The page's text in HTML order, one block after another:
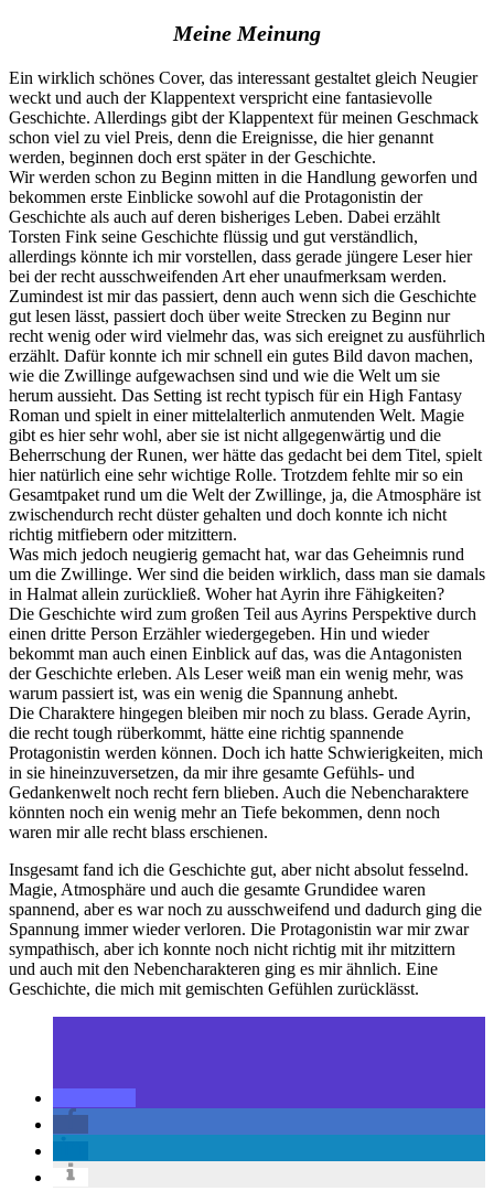
Meine Meinung
Ein wirklich schönes Cover, das interessant gestaltet gleich Neugier
weckt und auch der Klappentext verspricht eine fantasievolle
Geschichte. Allerdings gibt der Klappentext für meinen Geschmack
schon viel zu viel Preis, denn die Ereignisse, die hier genannt
werden, beginnen doch erst später in der Geschichte.
Wir werden schon zu Beginn mitten in die Handlung geworfen und
bekommen erste Einblicke sowohl auf die Protagonistin der
Geschichte als auch auf deren bisheriges Leben. Dabei erzählt
Torsten Fink seine Geschichte flüssig und gut verständlich,
allerdings könnte ich mir vorstellen, dass gerade jüngere Leser hier
bei der recht ausschweifenden Art eher unaufmerksam werden.
Zumindest ist mir das passiert, denn auch wenn sich die Geschichte
gut lesen lässt, passiert doch über weite Strecken zu Beginn nur
recht wenig oder wird vielmehr das, was sich ereignet zu ausführlich
erzählt. Dafür konnte ich mir schnell ein gutes Bild davon machen,
wie die Zwillinge aufgewachsen sind und wie die Welt um sie
herum aussieht. Das Setting ist recht typisch für ein High Fantasy
Roman und spielt in einer mittelalterlich anmutenden Welt. Magie
gibt es hier sehr wohl, aber sie ist nicht allgegenwärtig und die
Beherrschung der Runen, wer hätte das gedacht bei dem Titel, spielt
hier natürlich eine sehr wichtige Rolle. Trotzdem fehlte mir so ein
Gesamtpaket rund um die Welt der Zwillinge, ja, die Atmosphäre ist
zwischendurch recht düster gehalten und doch konnte ich nicht
richtig mitfiebern oder mitzittern.
Was mich jedoch neugierig gemacht hat, war das Geheimnis rund
um die Zwillinge. Wer sind die beiden wirklich, dass man sie damals
in Halmat allein zurückließ. Woher hat Ayrin ihre Fähigkeiten?
Die Geschichte wird zum großen Teil aus Ayrins Perspektive durch
einen dritte Person Erzähler wiedergegeben. Hin und wieder
bekommt man auch einen Einblick auf das, was die Antagonisten
der Geschichte erleben. Als Leser weiß man ein wenig mehr, was
warum passiert ist, was ein wenig die Spannung anhebt.
Die Charaktere hingegen bleiben mir noch zu blass. Gerade Ayrin,
die recht tough rüberkommt, hätte eine richtig spannende
Protagonistin werden können. Doch ich hatte Schwierigkeiten, mich
in sie hineinzuversetzen, da mir ihre gesamte Gefühls- und
Gedankenwelt noch recht fern blieben. Auch die Nebencharaktere
könnten noch ein wenig mehr an Tiefe bekommen, denn noch
waren mir alle recht blass erschienen.
Insgesamt fand ich die Geschichte gut, aber nicht absolut fesselnd.
Magie, Atmosphäre und auch die gesamte Grundidee waren
spannend, aber es war noch zu ausschweifend und dadurch ging die
Spannung immer wieder verloren. Die Protagonistin war mir zwar
sympathisch, aber ich konnte noch nicht richtig mit ihr mitzittern
und auch mit den Nebencharakteren ging es mir ähnlich. Eine
Geschichte, die mich mit gemischten Gefühlen zurücklässt.